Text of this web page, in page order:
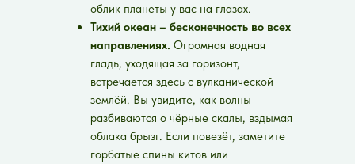
облик планеты у вас на глазах.
Тихий океан – бесконечность во всех
направлениях. Огромная водная
гладь, уходящая за горизонт,
встречается здесь с вулканической
землёй. Вы увидите, как волны
разбиваются о чёрные скалы, вздымая
облака брызг. Если повезёт, заметите
горбатые спины китов или